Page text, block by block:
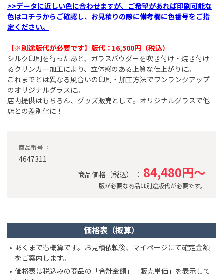
>>データに近しい色に合わせますが、ご希望があれば印刷可能な
色はコチラからご確認し、お見積りの際に備考欄に色番号をご指
定ください。
【※別途版代が必要です】版代：16,500円（税込）​
シルク印刷を行ったあと、ガラスパウダーを吹き付け・焼き付け
るクリンカー加工により、立体感のある上質な仕上がりに。
これまでとは異なる風合いの印刷・加工方法でワンランクアップ
のオリジナルグラスに。
店内提供はもちろん、グッズ販売として。オリジナルグラスで他
店との差別化に！
商品番号 ：
4647311
商品価格（税込） ： 84,480円～
版が必要な商品は別途版代が必要です。
価格表（概算）
あくまでも概算です。お見積依頼後、マイページにて確定金額
をご案内します。
価格表は税込みの商品の「合計金額」「販売単価」を表示して